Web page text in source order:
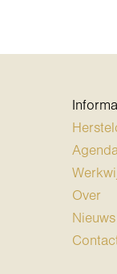
Over
Nieuws